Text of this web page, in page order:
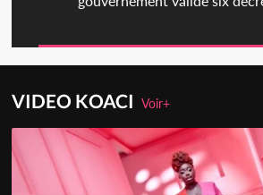
VIDEO KOACIVoir+